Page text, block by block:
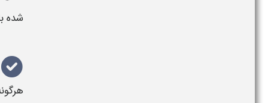
شده